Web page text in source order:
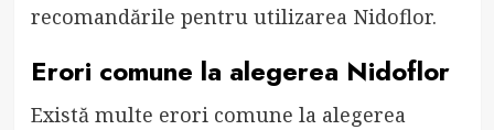
recomandările pentru utilizarea Nidoflor.
Erori comune la alegerea Nidoflor
Există multe erori comune la alegerea